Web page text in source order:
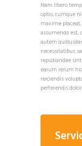
Nam libero
optio, cumque
maxime
assumenda est,
autem
necessitatibus
repudiandae
earum rerum
reiciendis
perferendis